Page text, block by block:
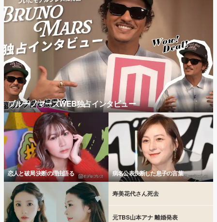
ブルーノマーズWEB独占インタビュー
恋人と破局 決断の理由語る 病名公表決断した息子の言葉
寿美花代さん死去
元TBS山本アナ 離婚発表